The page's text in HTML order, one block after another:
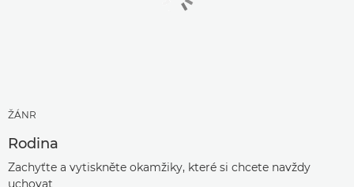
ŽÁNR
Rodina
Zachyťte a vytiskněte okamžiky, které si chcete navždy
uchovat